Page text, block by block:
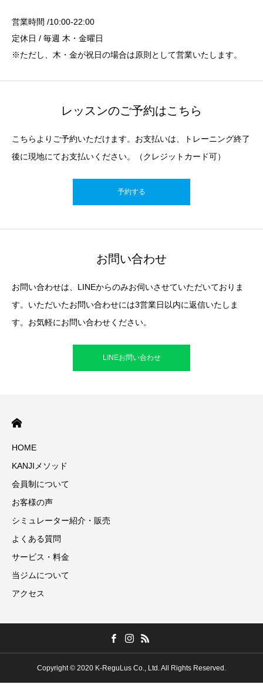
営業時間 /10:00-22:00
定休日 / 毎週 木・金曜日
※ただし、木・金が祝日の場合は原則として営業いたします。
レッスンのご予約はこちら
こちらよりご予約いただけます。お支払いは、トレーニング終了
後に現地にてお支払いください。（クレジットカード可）
予約する
お問い合わせ
お問い合わせは、LINEからのみお伺いさせていただいておりま
す。いただいたお問い合わせには3営業日以内に返信いたしま
す。お気軽にお問い合わせください。
LINEお問い合わせ
HOME
KANJIメソッド
会員制について
お客様の声
シミュレーター紹介・販売
よくある質問
サービス・料金
当ジムについて
アクセス
Copyright © 2020 K-ReguLus Co., Ltd. All Rights Reserved.